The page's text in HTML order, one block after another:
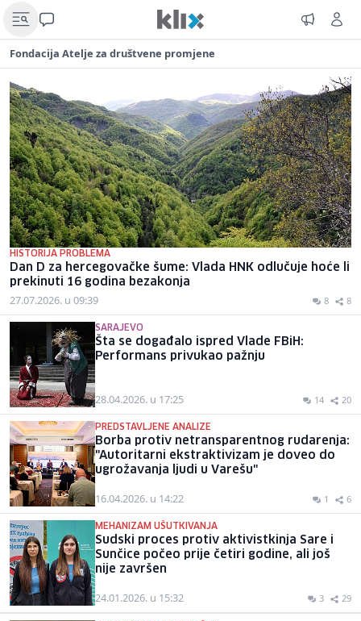
Fondacija Atelje za društvene promjene
HISTORIJA PROBLEMA
Dan D za hercegovačke šume: Vlada HNK odlučuje hoće li
prekinuti 16 godina bezakonja
27.07.2026. u 09:39 8 8
SARAJEVO
Šta se događalo ispred Vlade FBiH:
Performans privukao pažnju
28.04.2026. u 17:25 14 20
PREDSTAVLJENE ANALIZE
Borba protiv netransparentnog rudarenja:
"Autoritarni ekstraktivizam je doveo do
ugrožavanja ljudi u Varešu"
16.04.2026. u 14:22 1 6
MEHANIZAM UŠUTKIVANJA
Sudski proces protiv aktivistkinja Sare i
Sunčice počeo prije četiri godine, ali još
nije završen
24.01.2026. u 15:32 3 29